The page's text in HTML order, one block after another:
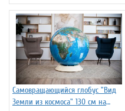
Самовращающийся глобус "Вид
Земли из космоса" 130 см на